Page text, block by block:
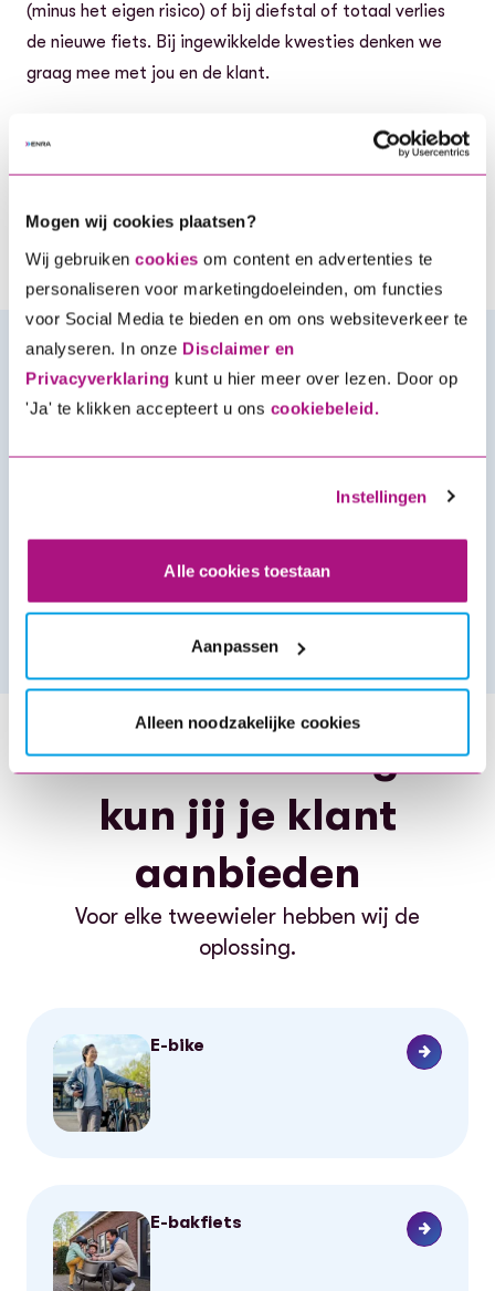
Mogen wij cookies plaatsen?
Wij gebruiken cookies om content en advertenties te
personaliseren voor marketingdoeleinden, om functies
voor Social Media te bieden en om ons websiteverkeer te
analyseren. In onze Disclaimer en
Privacyverklaring kunt u hier meer over lezen. Door op
'Ja' te klikken accepteert u ons cookiebeleid.
Instellingen
Alle cookies toestaan
Aanpassen
Alleen noodzakelijke cookies
(minus het eigen risico) of bij diefstal of totaal verlies
de nieuwe fiets. Bij ingewikkelde kwesties denken we
graag mee met jou en de klant.
Al 45 jaar werken we samen met rijwielhandelaren door
je verzekert je klant ook van snelle en betrouwbare
service. Wij staan klaar wanneer het nodig is.
Wat merkt jouw klant?
Duidelijkevoorwaarden voor eeneerlijkepremie
premieteruggave bij tussentijdse stopzetting
Deze verzekeringen
kun jij je klant
aanbieden
Voor elke tweewieler hebben wij de
oplossing.
E-bike
E-bakfiets